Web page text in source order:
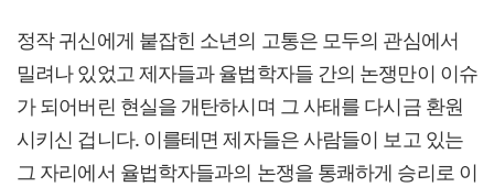
정작 귀신에게 붙잡힌 소년의 고통은 모두의 관심에서
밀려나 있었고 제자들과 율법학자들 간의 논쟁만이 이슈
가 되어버린 현실을 개탄하시며 그 사태를 다시금 환원
시키신 겁니다. 이를테면 제자들은 사람들이 보고 있는
그 자리에서 율법학자들과의 논쟁을 통쾌하게 승리로 이